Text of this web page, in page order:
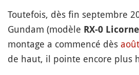
Toutefois, dès fin septembre
Gundam (modèle RX-0 Licorne
montage a commencé dès août
de haut, il pointe encore plus